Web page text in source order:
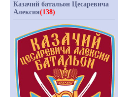
Казачий батальон Цесаревича
Алексия(138)